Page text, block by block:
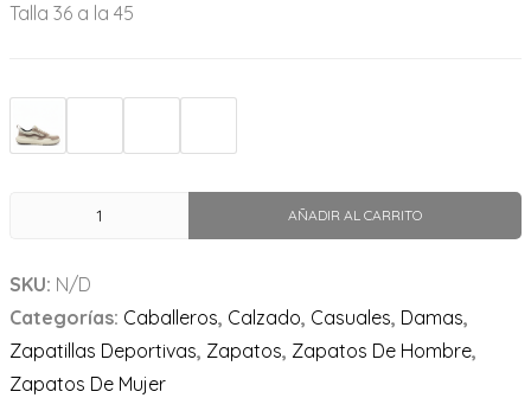
Talla 36 a la 45
AÑADIR AL CARRITO
SKU: N/D
Categorías: Caballeros, Calzado, Casuales, Damas,
Zapatillas Deportivas, Zapatos, Zapatos De Hombre,
Zapatos De Mujer